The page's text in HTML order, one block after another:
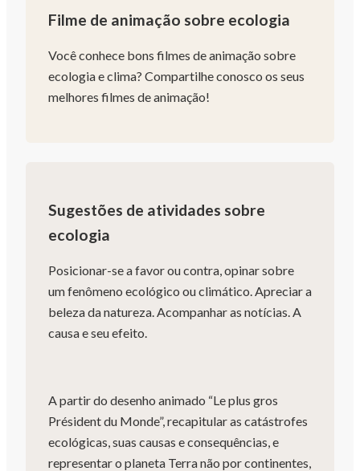
Filme de animação sobre ecologia
Você conhece bons filmes de animação sobre
ecologia e clima? Compartilhe conosco os seus
melhores filmes de animação!
Sugestões de atividades sobre
ecologia
Posicionar-se a favor ou contra, opinar sobre
um fenômeno ecológico ou climático. Apreciar a
beleza da natureza. Acompanhar as notícias. A
causa e seu efeito.
A partir do desenho animado “Le plus gros
Président du Monde”, recapitular as catástrofes
ecológicas, suas causas e consequências, e
representar o planeta Terra não por continentes,